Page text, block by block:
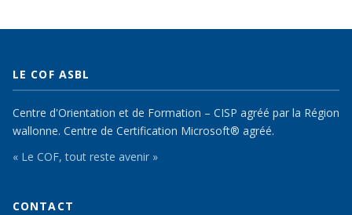
LE COF ASBL
Centre d'Orientation et de Formation – CISP agréé par la Région
wallonne. Centre de Certification Microsoft® agréé.
« Le COF, tout reste avenir »
CONTACT